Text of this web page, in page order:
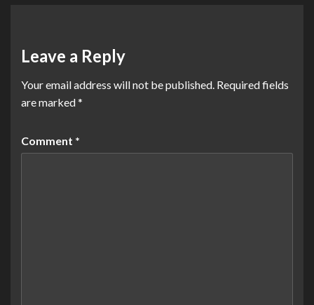
Leave a Reply
Your email address will not be published. Required fields
are marked*
Comment *